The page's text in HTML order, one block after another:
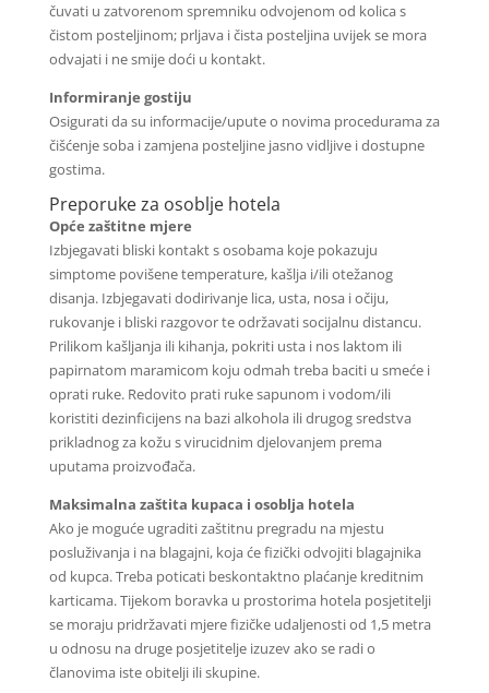
čuvati u zatvorenom spremniku odvojenom od kolica s
čistom posteljinom; prljava i čista posteljina uvijek se mora
odvajati i ne smije doći u kontakt.
Informiranje gostiju
Osigurati da su informacije/upute o novima procedurama za
čišćenje soba i zamjena posteljine jasno vidljive i dostupne
gostima.
Preporuke za osoblje hotela
Opće zaštitne mjere
Izbjegavati bliski kontakt s osobama koje pokazuju
simptome povišene temperature, kašlja i/ili otežanog
disanja. Izbjegavati dodirivanje lica, usta, nosa i očiju,
rukovanje i bliski razgovor te održavati socijalnu distancu.
Prilikom kašljanja ili kihanja, pokriti usta i nos laktom ili
papirnatom maramicom koju odmah treba baciti u smeće i
oprati ruke. Redovito prati ruke sapunom i vodom/ili
koristiti dezinficijens na bazi alkohola ili drugog sredstva
prikladnog za kožu s virucidnim djelovanjem prema
uputama proizvođača.
Maksimalna zaštita kupaca i osoblja hotela
Ako je moguće ugraditi zaštitnu pregradu na mjestu
posluživanja i na blagajni, koja će fizički odvojiti blagajnika
od kupca. Treba poticati beskontaktno plaćanje kreditnim
karticama. Tijekom boravka u prostorima hotela posjetitelji
se moraju pridržavati mjere fizičke udaljenosti od 1,5 metra
u odnosu na druge posjetitelje izuzev ako se radi o
članovima iste obitelji ili skupine.